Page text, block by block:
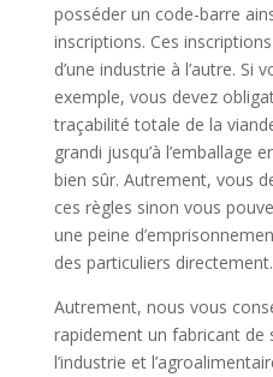
posséder un code-barre
inscriptions. Ces
d’une industrie à l’autre. Si
exemple, vous devez
traçabilité totale de la
grandi jusqu’à l’emballage
bien sûr. Autrement, vous
ces règles sinon vous
une peine
des particuliers directement.
Autrement, nous vous
rapidement un fabricant
l’industrie et